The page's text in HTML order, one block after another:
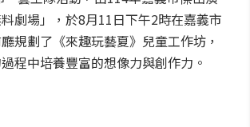
劇場」，於8月11日下午2時在嘉義市
規劃了《來趣玩藝夏》兒童工作坊，
程中培養豐富的想像力與創作力。